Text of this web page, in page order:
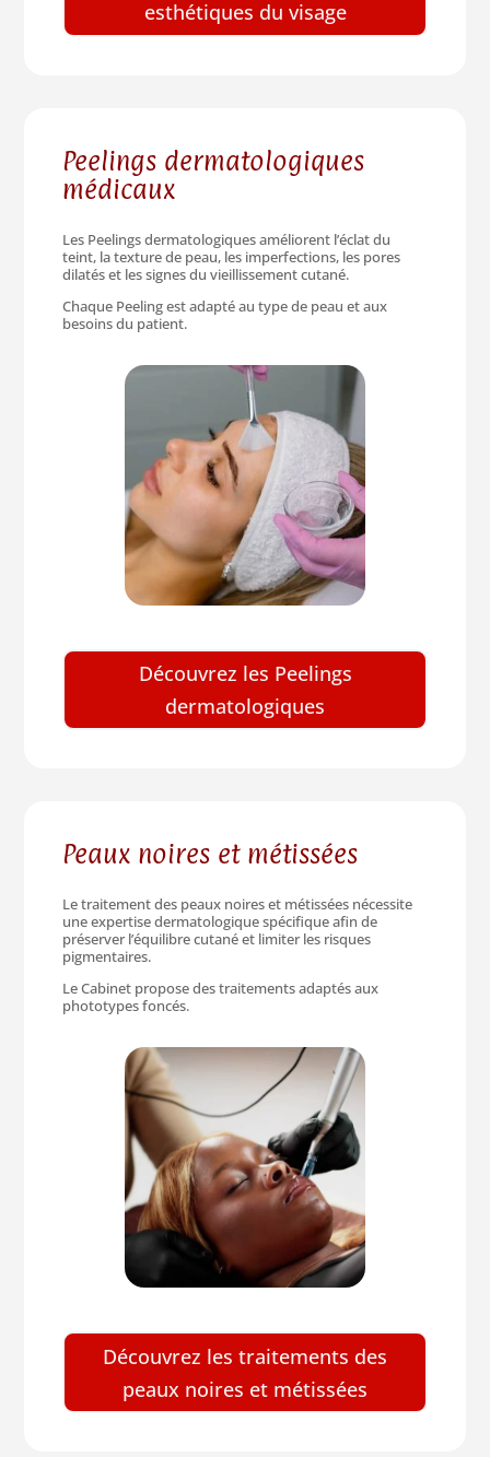
esthétiques du visage
Peelings dermatologiques
médicaux
Les Peelings dermatologiques améliorent l’éclat du
teint, la texture de peau, les imperfections, les pores
dilatés et les signes du vieillissement cutané.
Chaque Peeling est adapté au type de peau et aux
besoins du patient.
Découvrez les Peelings
dermatologiques
Peaux noires et métissées
Le traitement des peaux noires et métissées nécessite
une expertise dermatologique spécifique afin de
préserver l’équilibre cutané et limiter les risques
pigmentaires.
Le Cabinet propose des traitements adaptés aux
phototypes foncés.
Découvrez les traitements des
peaux noires et métissées